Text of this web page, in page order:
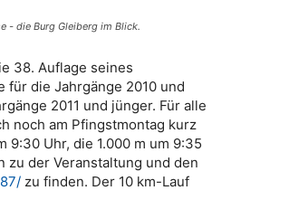
- die Burg Gleiberg im Blick.
38. Auflage seines
für die Jahrgänge 2010 und
2011 und jünger. Für alle
noch am Pfingstmontag kurz
Uhr, die 1.000 m um 9:35
der Veranstaltung und den
zu finden. Der 10 km-Lauf